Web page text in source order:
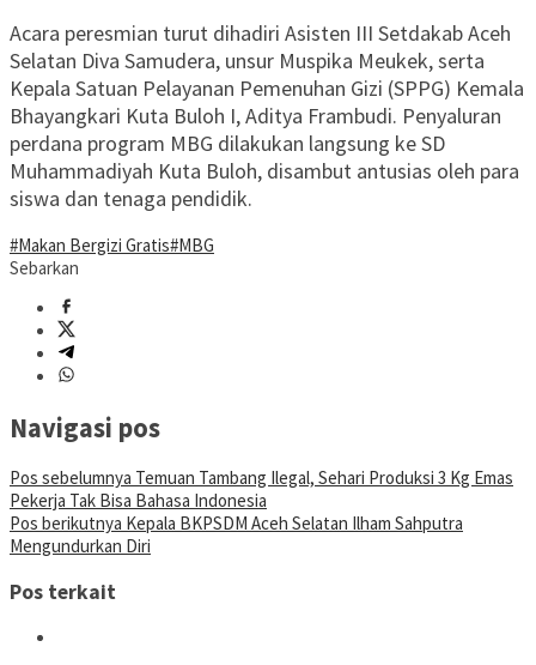
Acara peresmian turut dihadiri Asisten III Setdakab Aceh
Selatan Diva Samudera, unsur Muspika Meukek, serta
Kepala Satuan Pelayanan Pemenuhan Gizi (SPPG) Kemala
Bhayangkari Kuta Buloh I, Aditya Frambudi. Penyaluran
perdana program MBG dilakukan langsung ke SD
Muhammadiyah Kuta Buloh, disambut antusias oleh para
siswa dan tenaga pendidik.
#Makan Bergizi Gratis#MBG
Sebarkan
Navigasi pos
Pos sebelumnya Temuan Tambang Ilegal, Sehari Produksi 3 Kg Emas
Pekerja Tak Bisa Bahasa Indonesia
Pos berikutnya Kepala BKPSDM Aceh Selatan Ilham Sahputra
Mengundurkan Diri
Pos terkait